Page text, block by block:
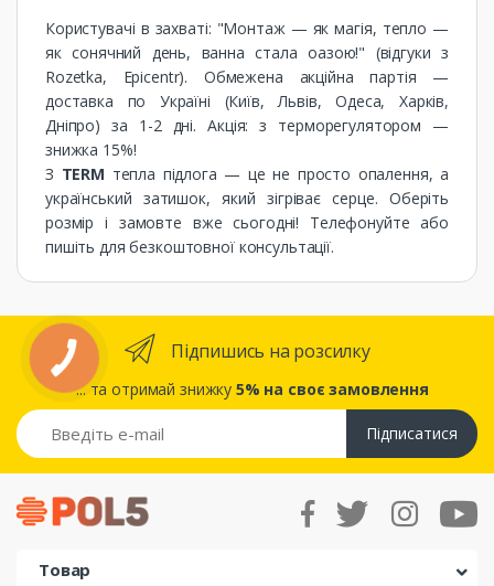
Користувачі в захваті: "Монтаж — як магія, тепло —
як сонячний день, ванна стала оазою!" (відгуки з
Rozetka, Epicentr). Обмежена акційна партія —
доставка по Україні (Київ, Львів, Одеса, Харків,
Дніпро) за 1-2 дні. Акція: з терморегулятором —
знижка 15%!
З TERM тепла підлога — це не просто опалення, а
український затишок, який зігріває серце. Оберіть
розмір і замовте вже сьогодні! Телефонуйте або
пишіть для безкоштовної консультації.
Підпишись на розсилку
... та отримай знижку 5% на своє замовлення
Підписатися
Товар